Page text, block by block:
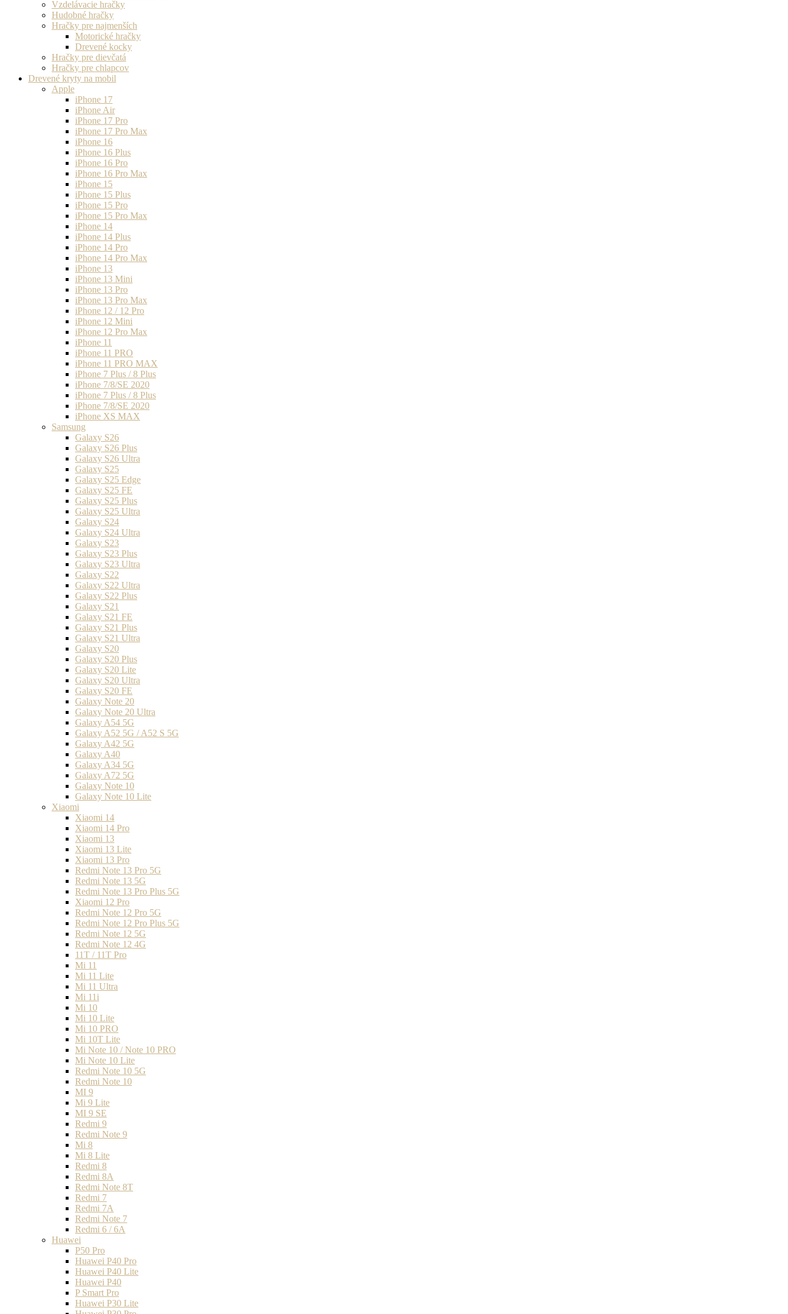
Vzdelávacie hračky
Hudobné hračky
Hračky pre najmenších
Motorické hračky
Drevené kocky
Hračky pre dievčatá
Hračky pre chlapcov
Drevené kryty na mobil
Apple
iPhone 17
iPhone Air
iPhone 17 Pro
iPhone 17 Pro Max
iPhone 16
iPhone 16 Plus
iPhone 16 Pro
iPhone 16 Pro Max
iPhone 15
iPhone 15 Plus
iPhone 15 Pro
iPhone 15 Pro Max
iPhone 14
iPhone 14 Plus
iPhone 14 Pro
iPhone 14 Pro Max
iPhone 13
iPhone 13 Mini
iPhone 13 Pro
iPhone 13 Pro Max
iPhone 12 / 12 Pro
iPhone 12 Mini
iPhone 12 Pro Max
iPhone 11
iPhone 11 PRO
iPhone 11 PRO MAX
iPhone 7 Plus / 8 Plus
iPhone 7/8/SE 2020
iPhone 7 Plus / 8 Plus
iPhone 7/8/SE 2020
iPhone XS MAX
Samsung
Galaxy S26
Galaxy S26 Plus
Galaxy S26 Ultra
Galaxy S25
Galaxy S25 Edge
Galaxy S25 FE
Galaxy S25 Plus
Galaxy S25 Ultra
Galaxy S24
Galaxy S24 Ultra
Galaxy S23
Galaxy S23 Plus
Galaxy S23 Ultra
Galaxy S22
Galaxy S22 Ultra
Galaxy S22 Plus
Galaxy S21
Galaxy S21 FE
Galaxy S21 Plus
Galaxy S21 Ultra
Galaxy S20
Galaxy S20 Plus
Galaxy S20 Lite
Galaxy S20 Ultra
Galaxy S20 FE
Galaxy Note 20
Galaxy Note 20 Ultra
Galaxy A54 5G
Galaxy A52 5G / A52 S 5G
Galaxy A42 5G
Galaxy A40
Galaxy A34 5G
Galaxy A72 5G
Galaxy Note 10
Galaxy Note 10 Lite
Xiaomi
Xiaomi 14
Xiaomi 14 Pro
Xiaomi 13
Xiaomi 13 Lite
Xiaomi 13 Pro
Redmi Note 13 Pro 5G
Redmi Note 13 5G
Redmi Note 13 Pro Plus 5G
Xiaomi 12 Pro
Redmi Note 12 Pro 5G
Redmi Note 12 Pro Plus 5G
Redmi Note 12 5G
Redmi Note 12 4G
11T / 11T Pro
Mi 11
Mi 11 Lite
Mi 11 Ultra
Mi 11i
Mi 10
Mi 10 Lite
Mi 10 PRO
Mi 10T Lite
Mi Note 10 / Note 10 PRO
Mi Note 10 Lite
Redmi Note 10 5G
Redmi Note 10
MI 9
Mi 9 Lite
MI 9 SE
Redmi 9
Redmi Note 9
Mi 8
Mi 8 Lite
Redmi 8
Redmi 8A
Redmi Note 8T
Redmi 7
Redmi 7A
Redmi Note 7
Redmi 6 / 6A
Huawei
P50 Pro
Huawei P40 Pro
Huawei P40 Lite
Huawei P40
P Smart Pro
Huawei P30 Lite